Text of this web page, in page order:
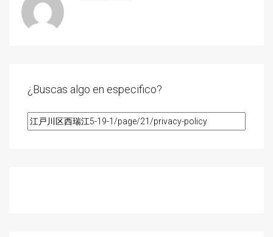
¿Buscas algo en especifico?